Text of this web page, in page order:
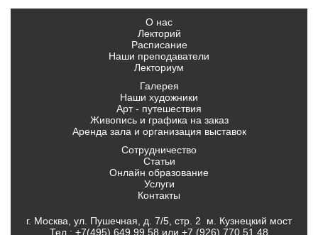
О нас
Лекторий
Расписание
Наши преподаватели
Лекториум
Галерея
Наши художники
Арт - путешествия
Живопись и графика на заказ
Аренда зала и организация выставок
Сотрудничество
Статьи
Онлайн образование
Услуги
Контакты
г. Москва, ул. Пушечная, д. 7/5, стр. 2 м. Кузнецкий мост
Тел.: +7(495) 649 99 58 или +7 (926) 770 51 48